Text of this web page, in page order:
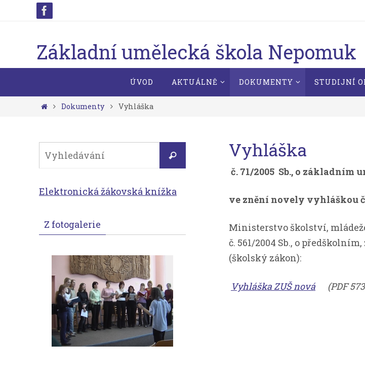
Přeskočit
Základní umělecká škola Nepomuk
obsah
ÚVOD AKTUÁLNĚ DOKUMENTY STUDIJNÍ
HomeDokumenty Vyhláška
Vyhláška
č. 71/2005 Sb., o základním
ve znění novely vyhláškou
Ministerstvo školství,
č. 561/2004 Sb., o
(školský zákon):
Vyhláška ZUŠ nová (PDF
Vyhledávání
Elektronická žákovská knížka
Z fotogalerie